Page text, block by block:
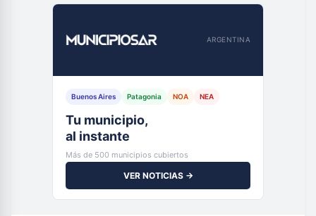
ARGENTINA
Buenos Aires Patagonia NOA NEA
Tu municipio,
al instante
Más de 500 municipios cubiertos
VER NOTICIAS →